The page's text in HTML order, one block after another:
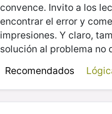
convence. Invito a los
encontrar el error y
impresiones. Y claro,
solución al problema no
Recomendados